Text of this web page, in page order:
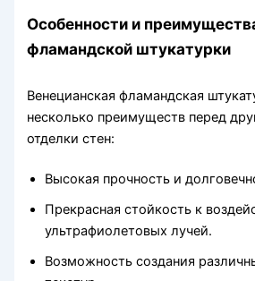
Особенности и
фламандской штукатурки
Венецианская фламандская
несколько преимуществ перед
отделки стен:
Высокая прочность и
Прекрасная стойкость к
ультрафиолетовых лучей.
Возможность создания